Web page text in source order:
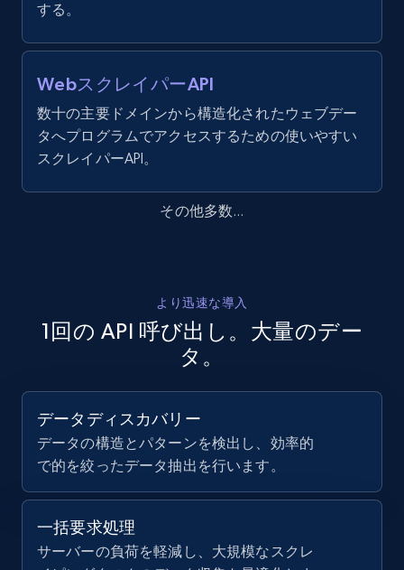
する。
WebスクレイパーAPI
数十の主要ドメインから構造化されたウェブデー
タへプログラムでアクセスするための使いやすい
スクレイパーAPI。
その他多数...
より迅速な導入
1回の API 呼び出し。大量のデー
タ。
データディスカバリー
データの構造とパターンを検出し、効率的
で的を絞ったデータ抽出を行います。
一括要求処理
サーバーの負荷を軽減し、大規模なスクレ